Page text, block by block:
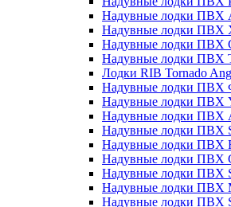
Надувные лодки ПВХ
Надувные лодки ПВХ
Надувные лодки ПВХ
Надувные лодки ПВХ
Лодки RIB Tornado
Надувные лодки ПВХ
Надувные лодки ПВХ
Надувные лодки ПВХ
Надувные лодки ПВХ
Надувные лодки ПВХ
Надувные лодки ПВХ
Надувные лодки ПВХ
Надувные лодки ПВХ
Надувные лодки ПВХ